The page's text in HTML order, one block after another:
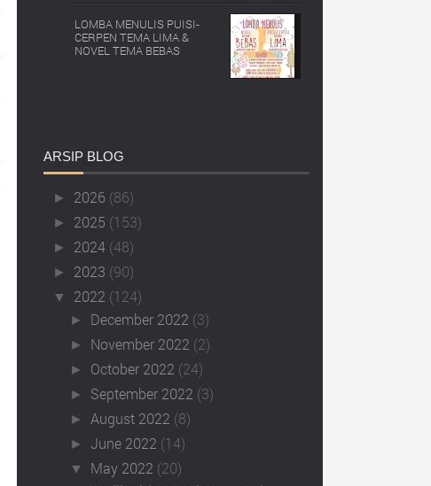
LOMBA MENULIS PUISI-
CERPEN TEMA LIMA &
NOVEL TEMA BEBAS
ARSIP BLOG
► 2026 (86)
► 2025 (153)
► 2024 (48)
► 2023 (90)
▼ 2022 (124)
► December 2022 (3)
► November 2022 (2)
► October 2022 (24)
► September 2022 (3)
► August 2022 (8)
►June 2022 (14)
▼ May 2022 (20)